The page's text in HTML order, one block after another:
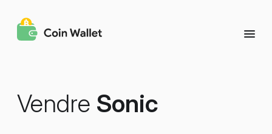
Vendre Sonic